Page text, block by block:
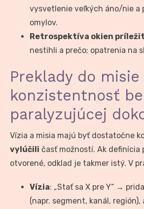
vysvetlenie veľkých áno/nie a
omylov.
Retrospektíva okien
nestihli a prečo; opatrenia na
Preklady do misie
konzistentnosť
paralyzujúcej
Vízia a misia majú byť dostatočne
vylúčili časť možností. Ak definícia
otvorené, odklad je takmer istý. V
Vízia: „Stať sa X pre Y“ →
(napr. segment, kanál,